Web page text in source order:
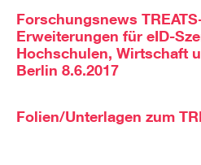
Forschungsnews
Erweiterungen für eID-
Hochschulen, Wirtschaft
Berlin 8.6.2017
Folien/Unterlagen zum